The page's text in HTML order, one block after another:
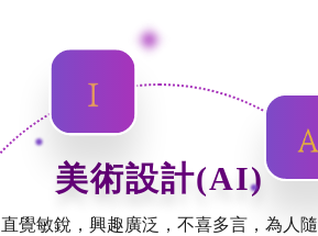
美術設計(AI)
直覺敏銳，興趣廣泛，不喜多言，為人隨